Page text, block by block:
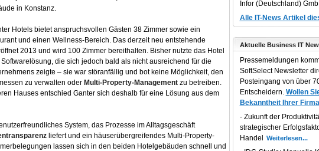
in Konstanz.
Hotels bietet anspruchsvollen Gästen 38 Zimmer sowie ein
und einen Wellness-Bereich. Das derzeit neu entstehende
2013 und wird 100 Zimmer bereithalten. Bisher nutzte das Hotel
die sich jedoch bald als nicht ausreichend für die
zeigte – sie war störanfällig und bot keine Möglichkeit, den
zu verwalten oder Multi-Property-Managementzu betreiben.
Hauses entschied Ganter sich deshalb für eine Lösung aus dem
System, das Prozesse im Alltagsgeschäft
liefert und ein häuserübergreifendes Multi-Property-
lassen sich in den beiden Hotelgebäuden schnell und
Infor (Deutschland)
Alle IT-News Artikel
Aktuelle Business IT
Pressemeldungen
SoftSelect Newsletter
Posteingang von über
Entscheidern. Wollen
Bekanntheit Ihrer
Zukunft der
strategischer
Handel